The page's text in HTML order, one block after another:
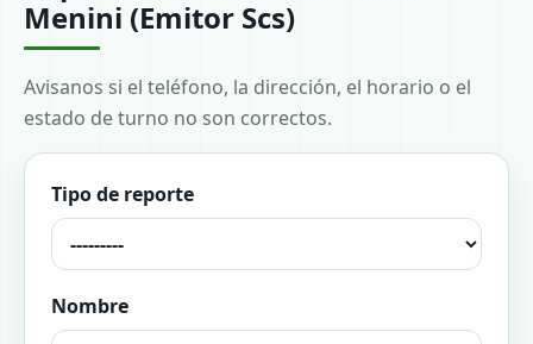
Menini (Emitor Scs)
Avisanos si el teléfono, la dirección, el horario o el
estado de turno no son correctos.
Tipo de reporte
Nombre